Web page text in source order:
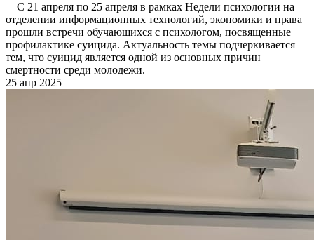
С 21 апреля по 25 апреля в рамках Недели психологии на
отделении информационных технологий, экономики и права
прошли встречи обучающихся с психологом, посвященные
профилактике суицида. Актуальность темы подчеркивается
тем, что суицид является одной из основных причин
смертности среди молодежи.
25 апр 2025